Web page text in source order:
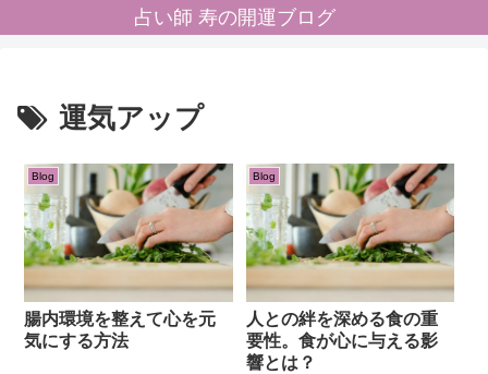
占い師 寿の開運ブログ
運気アップ
Blog
腸内環境を整えて心を元
気にする方法
Blog
人との絆を深める食の重
要性。食が心に与える影
響とは？